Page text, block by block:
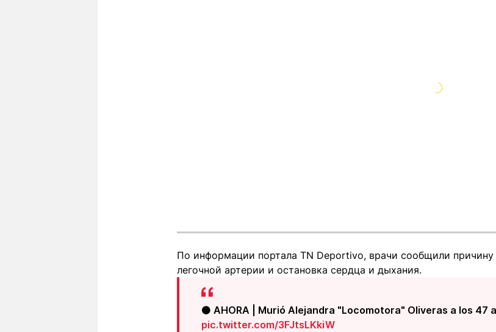
По информации портала TN Deportivo, врачи сообщили
легочной артерии и остановка сердца и дыхания.
⚫ AHORA | Murió Alejandra "Locomotora" Oliveras a los 47
pic.twitter.com/3FJtsLKkiW